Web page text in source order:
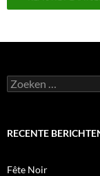
Zoeken
naar:
RECENTE
Fête Noir